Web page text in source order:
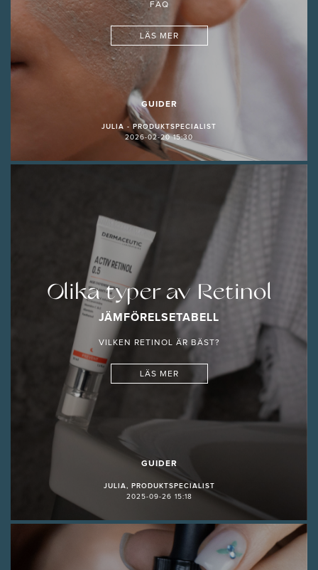
FAQ
LÄS MER
GUIDER
JULIA - PRODUKTSPECIALIST
2026-02-20 15:30
Olika typer av Retinol
JÄMFÖRELSETABELL
VILKEN RETINOL ÄR BÄST?
LÄS MER
GUIDER
JULIA, PRODUKTSPECIALIST
2025-09-26 15:18